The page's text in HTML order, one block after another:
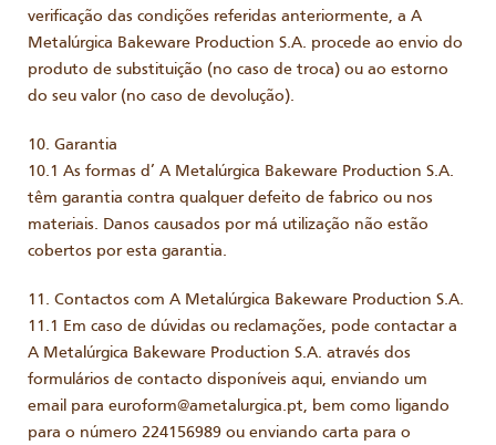
verificação das condições referidas anteriormente, a A
Metalúrgica Bakeware Production S.A. procede ao envio do
produto de substituição (no caso de troca) ou ao estorno
do seu valor (no caso de devolução).
10. Garantia
10.1 As formas d’ A Metalúrgica Bakeware Production S.A.
têm garantia contra qualquer defeito de fabrico ou nos
materiais. Danos causados por má utilização não estão
cobertos por esta garantia.
11. Contactos com A Metalúrgica Bakeware Production S.A.
11.1 Em caso de dúvidas ou reclamações, pode contactar a
A Metalúrgica Bakeware Production S.A. através dos
formulários de contacto disponíveis aqui, enviando um
email para euroform@ametalurgica.pt, bem como ligando
para o número 224156989 ou enviando carta para o